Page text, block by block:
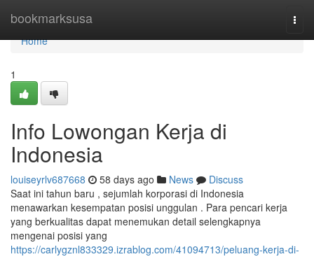
bookmarksusa
Home
Home
1
Info Lowongan Kerja di
Indonesia
louiseyrlv687668 58 days ago News
Discuss
Saat ini tahun baru , sejumlah korporasi di Indonesia
menawarkan kesempatan posisi unggulan . Para pencari kerja
yang berkualitas dapat menemukan detail selengkapnya
mengenai posisi yang
https://carlygznl833329.izrablog.com/41094713/peluang-kerja-di-